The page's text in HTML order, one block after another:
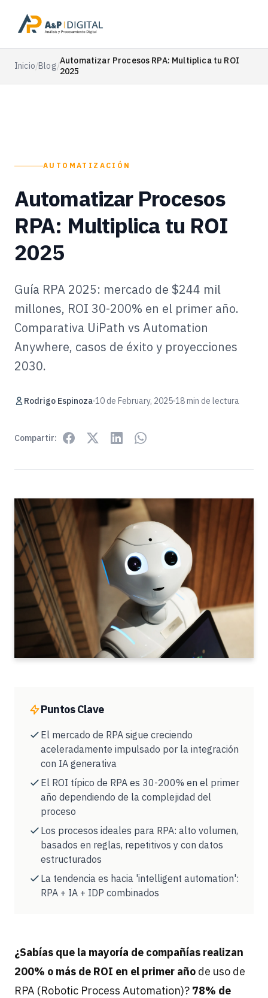
Inicio/Blog/Automatizar Procesos RPA: Multiplica tu ROI
2025
AUTOMATIZACIÓN
Automatizar Procesos
RPA: Multiplica tu ROI
2025
Guía RPA 2025: mercado de $244 mil
millones, ROI 30-200% en el primer año.
Comparativa UiPath vs Automation
Anywhere, casos de éxito y proyecciones
2030.
Rodrigo Espinoza 10 de February, 2025 18 min de lectura
Compartir:
Puntos Clave
El mercado de RPA sigue creciendo
aceleradamente impulsado por la integración
con IA generativa
El ROI típico de RPA es 30-200% en el primer
año dependiendo de la complejidad del
proceso
Los procesos ideales para RPA: alto volumen,
basados en reglas, repetitivos y con datos
estructurados
La tendencia es hacia 'intelligent automation':
RPA + IA + IDP combinados
¿Sabías que la mayoría de compañías realizan
200% o más de ROI en el primer año de uso de
RPA (Robotic Process Automation)? 78% de